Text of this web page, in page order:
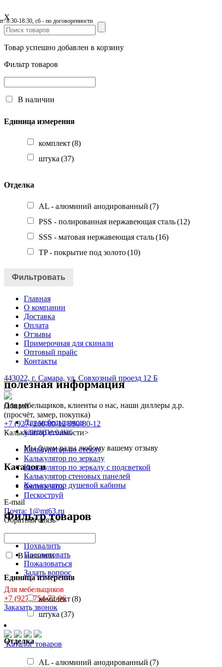
X
Товар успешно добавлен в корзину
Фильтр товаров
В наличии
Единица измерения
комплект(8)
штука (37)
Отделка
AL - алюминий анодированный (7)
PSS - полированная нержавеющая сталь(12)
SSS - матовая нержавеющая сталь(16)
TP - покрытие под золото(10)
Фильтровать
Главная
О компании
Доставка
Оплата
Отзывы
Примерочная для скинали
Оптовый прайс
Контакты
443022, г. Самара, ул. Совхозный проезд 12 Б
Общий
(просчёт, замер, покупка)
+7 (927) 260-80-12990-80-12
8:30-18:30, сб - по договоренности
Калькулятор стоимости>
Калькулятор по стеклу
Калькулятор по зеркалу
Калькулятор по зеркалу с подсветкой
Калькулятор стеновых панелей
Калькулятор душевой кабины
E-mail
Почта: 1@mt63.ru
Обратная связь>
Похвалить
Посоветовать
Пожаловаться
Задать вопрос
Для мебельщиков
+7 (927) 754-72-96
Заказать звонок
Каталог товаров
полезная информация
Для мебельщиков, клиенты о нас, наши диллеры д.р.
Для мебельщиков
клиенты о нас
Мы будем рады любому вашему отзыву
Каталоги
Фотопечать
Пескоструй
Фильтр товаров
В наличии
Единица измерения
комплект(8)
штука(37)
Отделка
AL - алюминий анодированный (7)